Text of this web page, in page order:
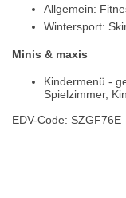
Allgemein:
Wintersport:
Minis & maxis
Kindermenü -
Spielzimmer,
EDV-Code: SZGF76E